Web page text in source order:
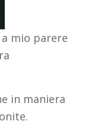
a mio parere
in maniera